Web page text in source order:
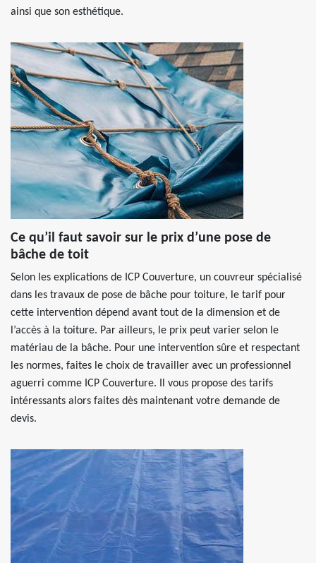
ainsi que son esthétique.
Ce qu’il faut savoir sur le prix d’une pose de
bâche de toit
Selon les explications de ICP Couverture, un couvreur spécialisé
dans les travaux de pose de bâche pour toiture, le tarif pour
cette intervention dépend avant tout de la dimension et de
l’accès à la toiture. Par ailleurs, le prix peut varier selon le
matériau de la bâche. Pour une intervention sûre et respectant
les normes, faites le choix de travailler avec un professionnel
aguerri comme ICP Couverture. Il vous propose des tarifs
intéressants alors faites dès maintenant votre demande de
devis.